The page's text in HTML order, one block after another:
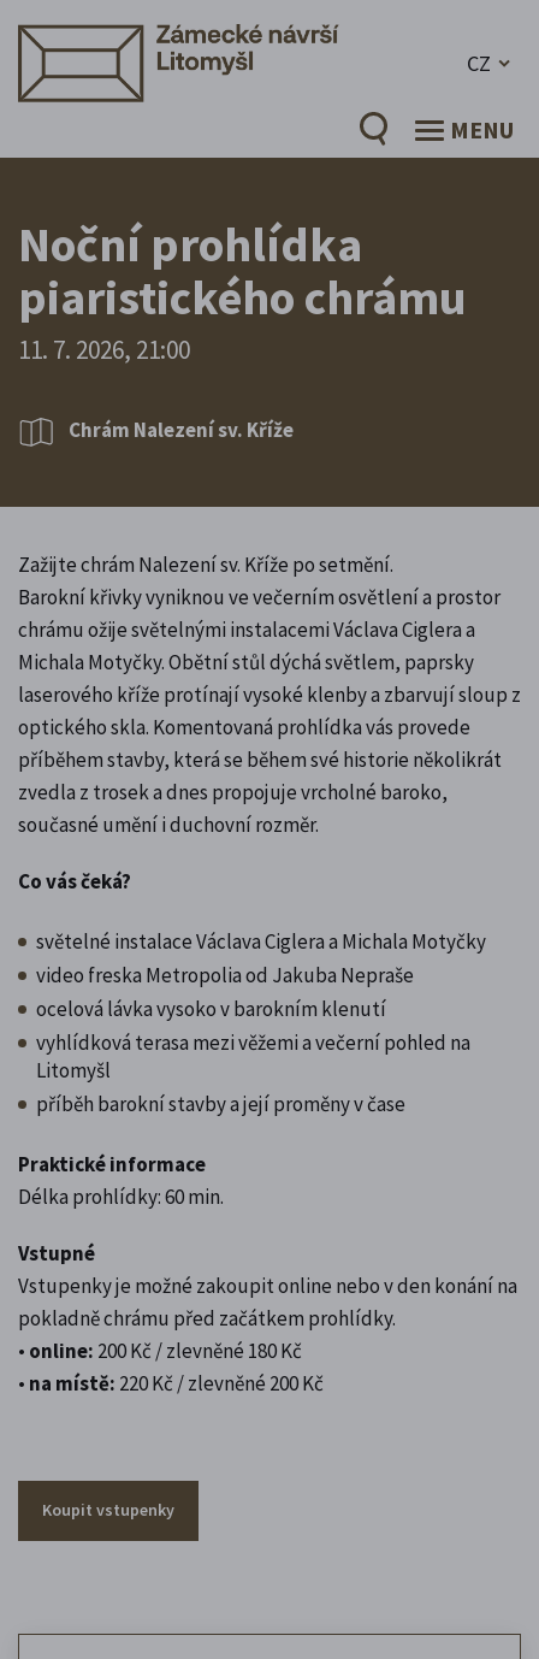
CZ
MENU
Noční prohlídka
piaristického chrámu
11. 7. 2026, 21:00
Chrám Nalezení sv. Kříže
Zažijte chrám Nalezení sv. Kříže po setmění.
Barokní křivky vyniknou ve večerním osvětlení a prostor
chrámu ožije světelnými instalacemi Václava Ciglera a
Michala Motyčky. Obětní stůl dýchá světlem, paprsky
laserového kříže protínají vysoké klenby a zbarvují sloup z
optického skla. Komentovaná prohlídka vás provede
příběhem stavby, která se během své historie několikrát
zvedla z trosek a dnes propojuje vrcholné baroko,
současné umění i duchovní rozměr.
Co vás čeká?
světelné instalace Václava Ciglera a Michala Motyčky
video freska Metropolia od Jakuba Nepraše
ocelová lávka vysoko v barokním klenutí
vyhlídková terasa mezi věžemi a večerní pohled na
Litomyšl
příběh barokní stavby a její proměny v čase
Praktické informace
Délka prohlídky: 60 min.
Vstupné
Vstupenky je možné zakoupit online nebo v den konání na
pokladně chrámu před začátkem prohlídky.
• online: 200 Kč / zlevněné 180 Kč
• na místě: 220 Kč / zlevněné 200 Kč
Koupit vstupenky